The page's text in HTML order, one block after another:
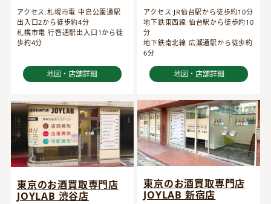
アクセス:札幌市電 中島公園通駅
出入口2から徒歩約4分
札幌市電 行啓通駅出入口1から徒
歩約4分
地図・店舗詳細
アクセス:JR仙台駅から徒歩約10分
地下鉄東西線 仙台駅から徒歩約10
分
地下鉄南北線 広瀬通駅から徒歩約
6分
地図・店舗詳細
東京のお酒買取専門店
JOYLAB 渋谷店
東京のお酒買取専門店
JOYLAB 新宿店